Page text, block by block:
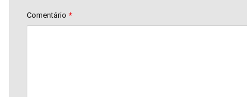
Comentário *